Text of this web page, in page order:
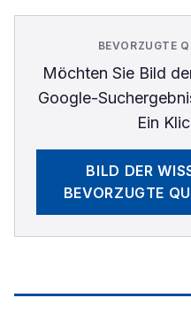
BEVORZUGTE
Möchten Sie Bild
Google-
Ein
BILD DER
BEVORZUGTE